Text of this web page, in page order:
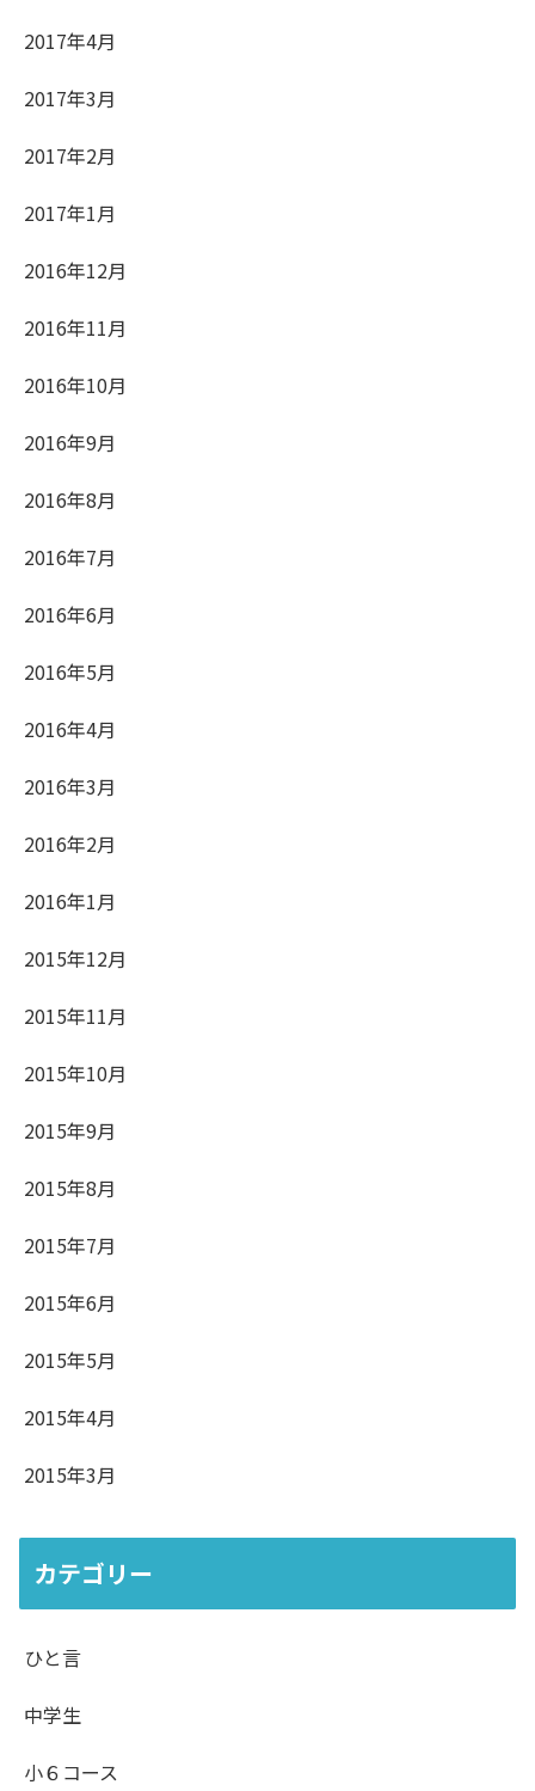
2017年4月
2017年3月
2017年2月
2017年1月
2016年12月
2016年11月
2016年10月
2016年9月
2016年8月
2016年7月
2016年6月
2016年5月
2016年4月
2016年3月
2016年2月
2016年1月
2015年12月
2015年11月
2015年10月
2015年9月
2015年8月
2015年7月
2015年6月
2015年5月
2015年4月
2015年3月
カテゴリー
ひと言
中学生
小６コース